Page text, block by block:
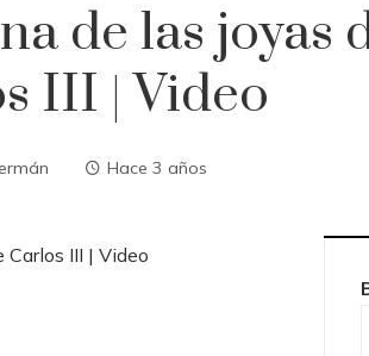
de las joyas
III | Video
Hace 3 años